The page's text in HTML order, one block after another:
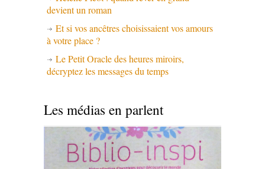
devient un roman
Et si vos ancêtres choisissaient vos amours
à votre place ?
Le Petit Oracle des heures miroirs,
décryptez les messages du temps
Les médias en parlent